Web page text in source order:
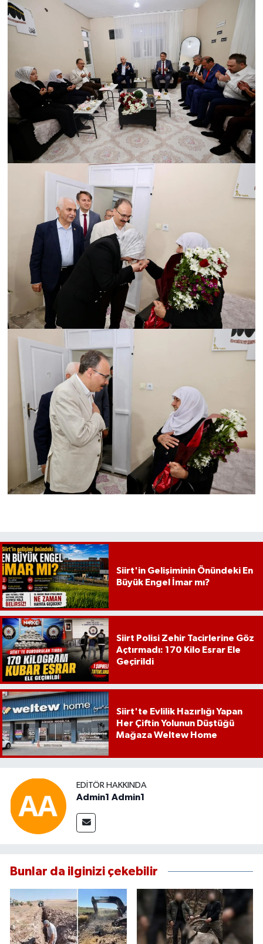
Siirt'in Gelişiminin Önündeki En
Büyük Engel İmar mı?
Siirt Polisi Zehir Tacirlerine Göz
Açtırmadı: 170 Kilo Esrar Ele
Geçirildi
Siirt'te Evlilik Hazırlığı Yapan
Her Çiftin Yolunun Düştüğü
Mağaza Weltew Home
EDITÖR HAKKINDA
Admin1 Admin1
Bunlar da ilginizi çekebilir